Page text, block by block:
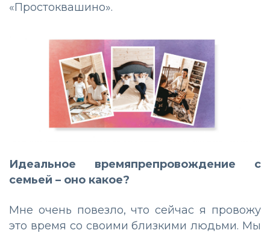
«Простоквашино».
Идеальное времяпрепровождение с
семьей – оно какое?
Мне очень повезло, что сейчас я провожу
это время со своими близкими людьми. Мы